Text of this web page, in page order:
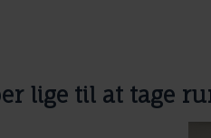
lige til at tage